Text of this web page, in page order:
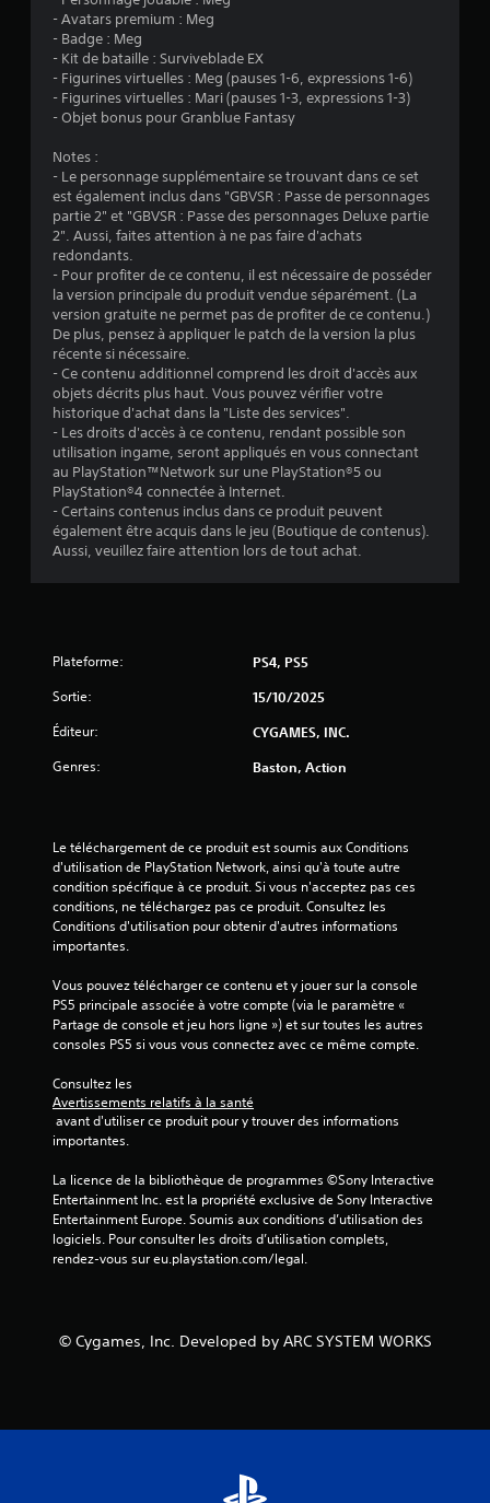
t
o
i
l
e
s
s
u
5
(
)
- Avatars premium : Meg
- Badge : Meg
- Kit de bataille : Surviveblade EX
- Figurines virtuelles : Meg (pauses 1-6, expressions 1-6)
- Figurines virtuelles : Mari (pauses 1-3, expressions 1-3)
- Objet bonus pour Granblue Fantasy
Notes :
- Le personnage supplémentaire se trouvant dans ce set
est également inclus dans "GBVSR : Passe de personnages
partie 2" et "GBVSR : Passe des personnages Deluxe partie
2". Aussi, faites attention à ne pas faire d'achats
redondants.
- Pour profiter de ce contenu, il est nécessaire de posséder
la version principale du produit vendue séparément. (La
version gratuite ne permet pas de profiter de ce contenu.)
De plus, pensez à appliquer le patch de la version la plus
récente si nécessaire.
- Ce contenu additionnel comprend les droit d'accès aux
objets décrits plus haut. Vous pouvez vérifier votre
historique d'achat dans la "Liste des services".
- Les droits d'accès à ce contenu, rendant possible son
utilisation ingame, seront appliqués en vous connectant
au PlayStation™Network sur une PlayStation®5 ou
PlayStation®4 connectée à Internet.
- Certains contenus inclus dans ce produit peuvent
également être acquis dans le jeu (Boutique de contenus).
Aussi, veuillez faire attention lors de tout achat.
Plateforme: PS4, PS5
Sortie: 15/10/2025
Éditeur: CYGAMES, INC.
Genres: Baston, Action
Le téléchargement de ce produit est soumis aux Conditions
d'utilisation de PlayStation Network, ainsi qu'à toute autre
condition spécifique à ce produit. Si vous n'acceptez pas ces
conditions, ne téléchargez pas ce produit. Consultez les
Conditions d'utilisation pour obtenir d'autres informations
importantes.
Vous pouvez télécharger ce contenu et y jouer sur la console
PS5 principale associée à votre compte (via le paramètre «
Partage de console et jeu hors ligne ») et sur toutes les autres
consoles PS5 si vous vous connectez avec ce même compte.
Consultez les
Avertissements relatifs à la santé
importantes.
La licence de la bibliothèque de programmes ©Sony Interactive
Entertainment Inc. est la propriété exclusive de Sony Interactive
Entertainment Europe. Soumis aux conditions d’utilisation des
logiciels. Pour consulter les droits d’utilisation complets,
rendez-vous sur eu.playstation.com/legal.
© Cygames, Inc. Developed by ARC SYSTEM WORKS